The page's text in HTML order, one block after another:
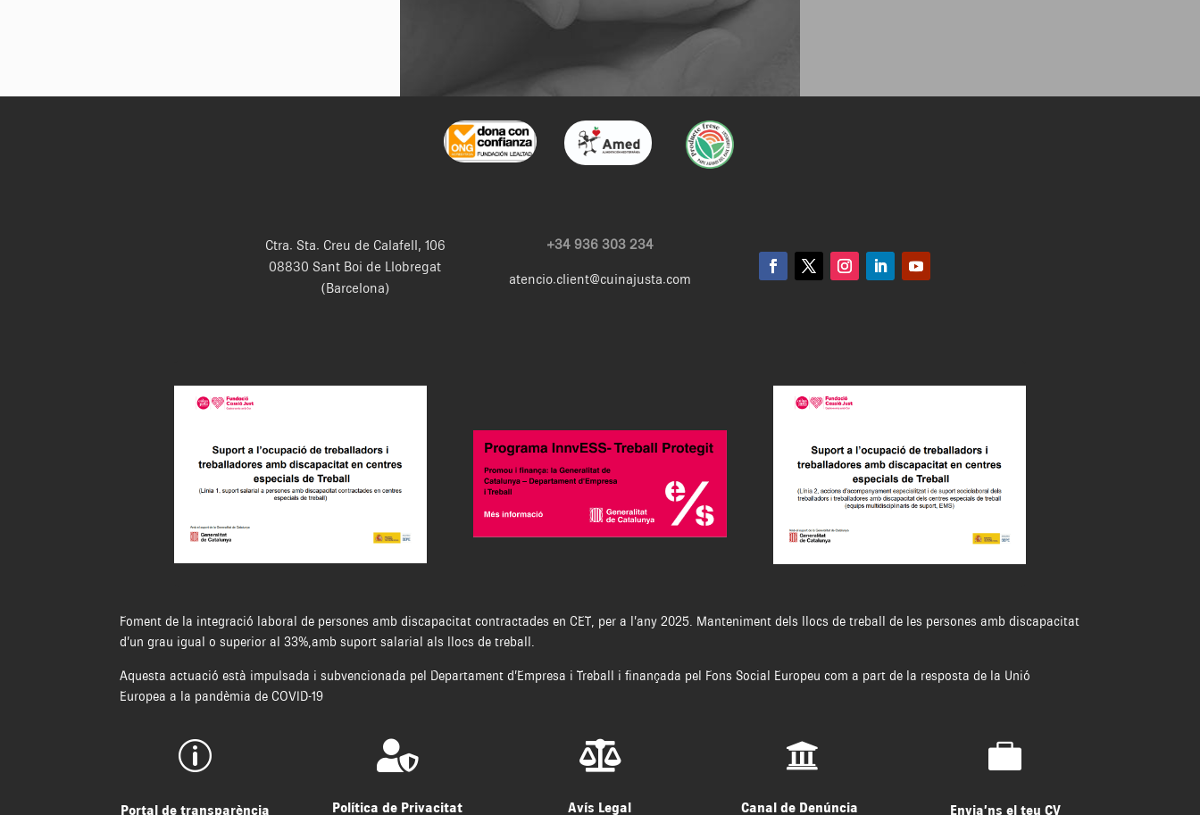
Ctra. Sta. Creu de Calafell, 106
08830 Sant Boi de Llobregat
(Barcelona)
+34 936 303 234
atencio.client@cuinajusta.com
Foment de la integració laboral de persones amb discapacitat contractades en CET, per a l’any 2025. Manteniment dels llocs de treball de les persones amb discapacitat
d’un grau igual o superior al 33%,amb suport salarial als llocs de treball.
Aquesta actuació està impulsada i subvencionada pel Departament d’Empresa i Treball i finançada pel Fons Social Europeu com a part de la resposta de la Unió
Europea a la pandèmia de COVID-19
p
Portal de transparència

Política de Privacitat

Avís Legal

Canal de Denúncia

Envia’ns el teu CV